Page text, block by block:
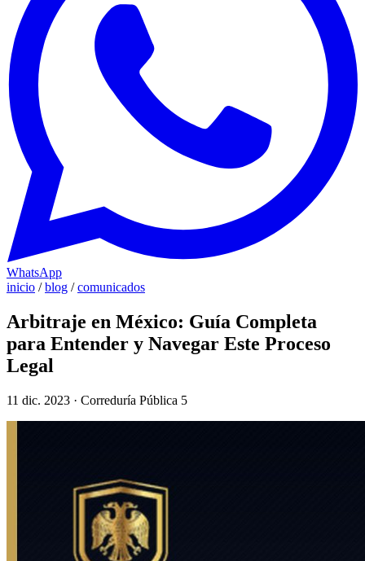
WhatsApp
inicio / blog / comunicados
Arbitraje en México: Guía Completa
para Entender y Navegar Este Proceso
Legal
11 dic. 2023 · Correduría Pública 5